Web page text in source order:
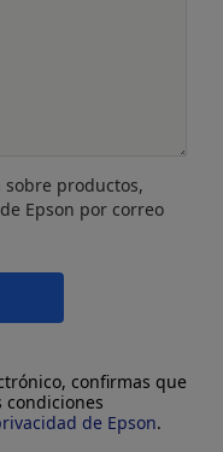
productos,
Epson por correo
confirmas que
condiciones
de Epson.